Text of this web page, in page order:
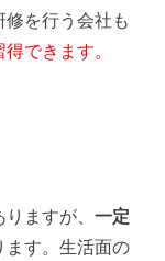
を行う会社も
できます。
りますが、一定
ます。生活面の